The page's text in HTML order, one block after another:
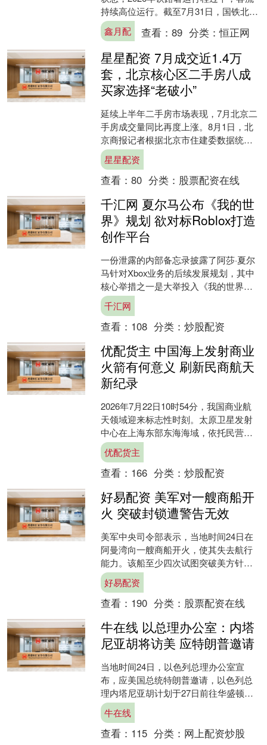
持续高位运行。截至7月31日，国铁北京
局暑运累计发送旅客3877.4万人次，日
均客流达....
鑫月配 查看： 89 分类：恒正网
星星配资 7月成交近1.4万
套，北京核心区二手房八成
买家选择“老破小”
延续上半年二手房市场表现，7月北京二
手房成交量同比再度上涨。8月1日，北
京商报记者根据北京市住建委数据统
计，7月全市二手房网签13875套，同比
增长8.53%，....
星星配资
查看： 80 分类： 股票配资在线
千汇网 夏尔马公布《我的世
界》规划 欲对标Roblox打造
创作平台
一份泄露的内部备忘录披露了阿莎·夏尔
马针对Xbox业务的后续发展规划，其中
核心举措之一是大举投入《我的世界》
项目，目标是将其打造成“全球创作平
台”。 换言之，夏....
千汇网
查看： 108 分类： 炒股配资
优配货主 中国海上发射商业
火箭有何意义 刷新民商航天
新纪录
2026年7月22日10时54分，我国商业航
天领域迎来标志性时刻。太原卫星发射
中心在上海东部东海海域，依托民营商
业火箭“引力一号遥四”圆满完成海上发射
任务，成功....
优配货主
查看： 166 分类： 炒股配资
好易配资 美军对一艘商船开
火 突破封锁遭警告无效
美军中央司令部表示，当地时间24日在
阿曼湾向一艘商船开火，使其失去航行
能力。该船至少四次试图突破美方针对
伊朗港口的封锁。美军曾向该船船员发
出警告，但对方未遵从指....
好易配资
查看： 190 分类： 股票配资在线
牛在线 以总理办公室：内塔
尼亚胡将访美 应特朗普邀请
当地时间24日，以色列总理办公室宣
布，应美国总统特朗普邀请，以色列总
理内塔尼亚胡计划于27日前往华盛顿访
问。访问期间，内塔尼亚胡将在28日与
特朗普在白宫会面，并....
牛在线
查看： 115 分类： 网上配资炒股